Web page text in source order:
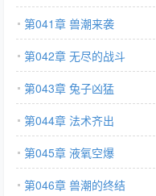
第041章 兽潮来袭
第042章 无尽的战斗
第043章 兔子凶猛
第044章 法术齐出
第045章 液氧空爆
第046章 兽潮的终结